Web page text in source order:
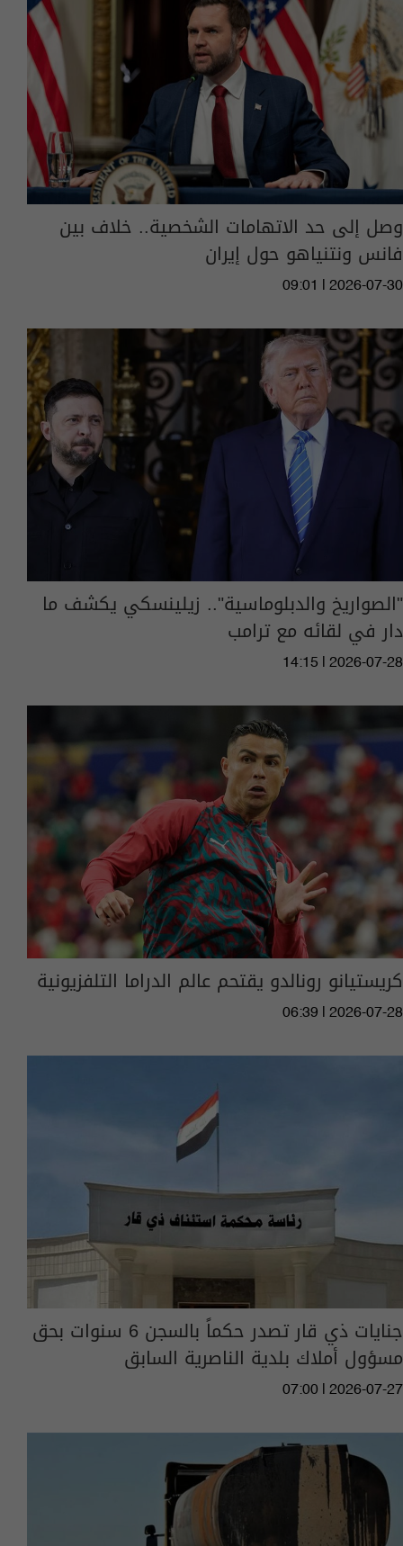
وصل إلى حد الاتهامات الشخصية.. خلاف بين
فانس ونتنياهو حول إيران
09:01 | 2026-07-30
"الصواريخ والدبلوماسية".. زيلينسكي يكشف ما
دار في لقائه مع ترامب
14:15 | 2026-07-28
كريستيانو رونالدو يقتحم عالم الدراما التلفزيونية
06:39 | 2026-07-28
جنايات ذي قار تصدر حكماً بالسجن 6 سنوات بحق
مسؤول أملاك بلدية الناصرية السابق
07:00 | 2026-07-27